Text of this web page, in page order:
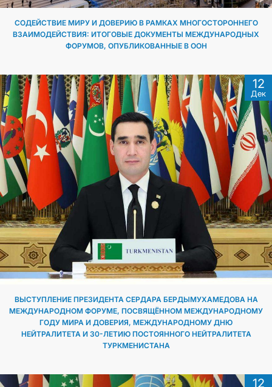
СОДЕЙСТВИЕ МИРУ И ДОВЕРИЮ В РАМКАХ МНОГОСТОРОННЕГО
ВЗАИМОДЕЙСТВИЯ: ИТОГОВЫЕ ДОКУМЕНТЫ МЕЖДУНАРОДНЫХ
ФОРУМОВ, ОПУБЛИКОВАННЫЕ В ООН
12
Дек
ВЫСТУПЛЕНИЕ ПРЕЗИДЕНТА СЕРДАРА БЕРДЫМУХАМЕДОВА НА
МЕЖДУНАРОДНОМ ФОРУМЕ, ПОСВЯЩЁННОМ МЕЖДУНАРОДНОМУ
ГОДУ МИРА И ДОВЕРИЯ, МЕЖДУНАРОДНОМУ ДНЮ
НЕЙТРАЛИТЕТА И 30-ЛЕТИЮ ПОСТОЯННОГО НЕЙТРАЛИТЕТА
ТУРКМЕНИСТАНА
12